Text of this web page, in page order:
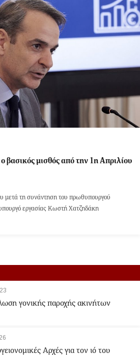
βασικός μισθός από την 1η Απριλίου
μετά τη συνάντηση του πρωθυπουργού
εργασίας Κωστή Χατζηδάκη
γονικής παροχής ακινήτων
Αρχές για τον ιό του